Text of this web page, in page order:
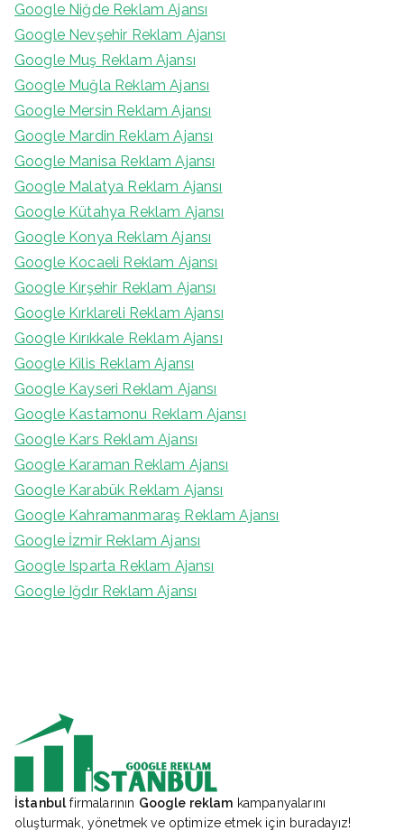
Google Niğde Reklam Ajansı
Google Nevşehir Reklam Ajansı
Google Muş Reklam Ajansı
Google Muğla Reklam Ajansı
Google Mersin Reklam Ajansı
Google Mardin Reklam Ajansı
Google Manisa Reklam Ajansı
Google Malatya Reklam Ajansı
Google Kütahya Reklam Ajansı
Google Konya Reklam Ajansı
Google Kocaeli Reklam Ajansı
Google Kırşehir Reklam Ajansı
Google Kırklareli Reklam Ajansı
Google Kırıkkale Reklam Ajansı
Google Kilis Reklam Ajansı
Google Kayseri Reklam Ajansı
Google Kastamonu Reklam Ajansı
Google Kars Reklam Ajansı
Google Karaman Reklam Ajansı
Google Karabük Reklam Ajansı
Google Kahramanmaraş Reklam Ajansı
Google İzmir Reklam Ajansı
Google Isparta Reklam Ajansı
Google Iğdır Reklam Ajansı
İstanbulfirmalarının Google reklam kampanyalarını
oluşturmak, yönetmek ve optimize etmek için buradayız!